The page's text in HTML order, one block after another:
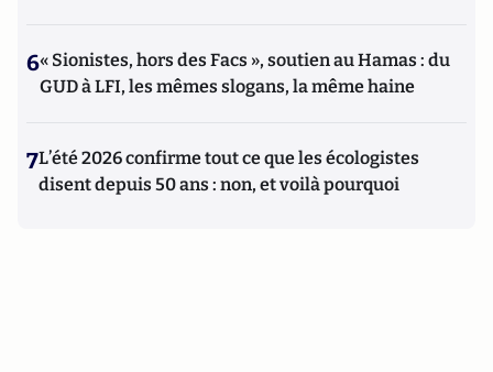
6« Sionistes, hors des Facs », soutien au Hamas : du
GUD à LFI, les mêmes slogans, la même haine
7L’été 2026 confirme tout ce que les écologistes
disent depuis 50 ans : non, et voilà pourquoi